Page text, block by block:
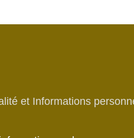
et Informations